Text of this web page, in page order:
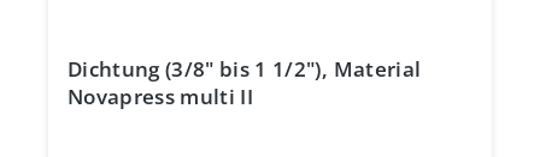
Dichtung (3/8" bis 1 1/2"), Material
Novapress multi II